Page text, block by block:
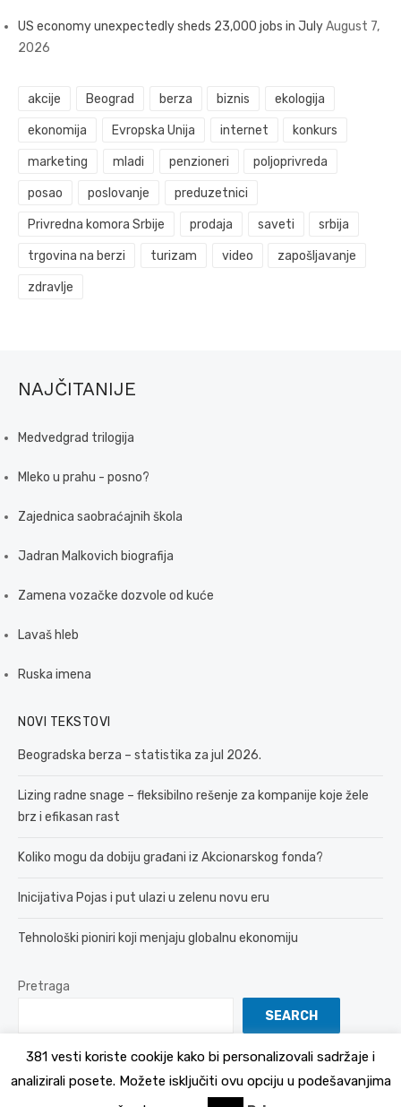
US economy unexpectedly sheds 23,000 jobs in JulyAugust 7,
2026
akcije Beograd berza biznis ekologija
ekonomija Evropska Unija internet konkurs
marketing mladi penzioneri poljoprivreda
posao poslovanje preduzetnici
Privredna komora Srbije prodaja saveti srbija
trgovina na berzi turizam video zapošljavanje
zdravlje
NAJČITANIJE
Medvedgrad trilogija
Mleko u prahu - posno?
Zajednica saobraćajnih škola
Jadran Malkovich biografija
Zamena vozačke dozvole od kuće
Lavaš hleb
Ruska imena
NOVI TEKSTOVI
Beogradska berza – statistika za jul 2026.
Lizing radne snage – fleksibilno rešenje za kompanije koje žele
brz i efikasan rast
Koliko mogu da dobiju građani iz Akcionarskog fonda?
Inicijativa Pojas i put ulazi u zelenu novu eru
Tehnološki pioniri koji menjaju globalnu ekonomiju
Pretraga
SEARCH
Politika Privatnosti
381 vesti koriste cookije kako bi personalizovali sadržaje i
analizirali posete. Možete isključiti ovu opciju u podešavanjima